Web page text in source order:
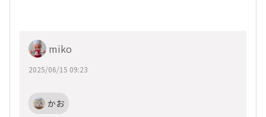
miko
2025/06/15 09:23
かお